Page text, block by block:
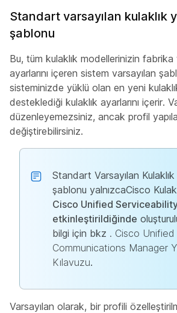
Standart varsayılan kulaklık
şablonu
Bu, tüm kulaklık modellerinizin fabrika
ayarlarını içeren sistem varsayılan
sisteminizde yüklü olan en yeni kulaklık
desteklediği kulaklık ayarlarını içerir.
düzenleyemezsiniz, ancak profil
değiştirebilirsiniz.
Standart Varsayılan Kulaklık
şablonu yalnızcaCisco
Cisco Unified
etkinleştirildiğinde
bilgi için bkz . Cisco Unified
Communications Manager
Kılavuzu.
Varsayılan olarak, bir profili